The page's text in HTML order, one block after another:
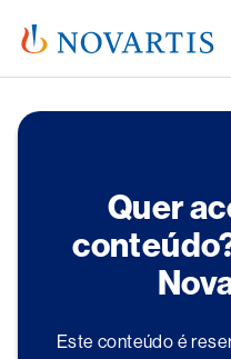
Quer
Este conteúdo é